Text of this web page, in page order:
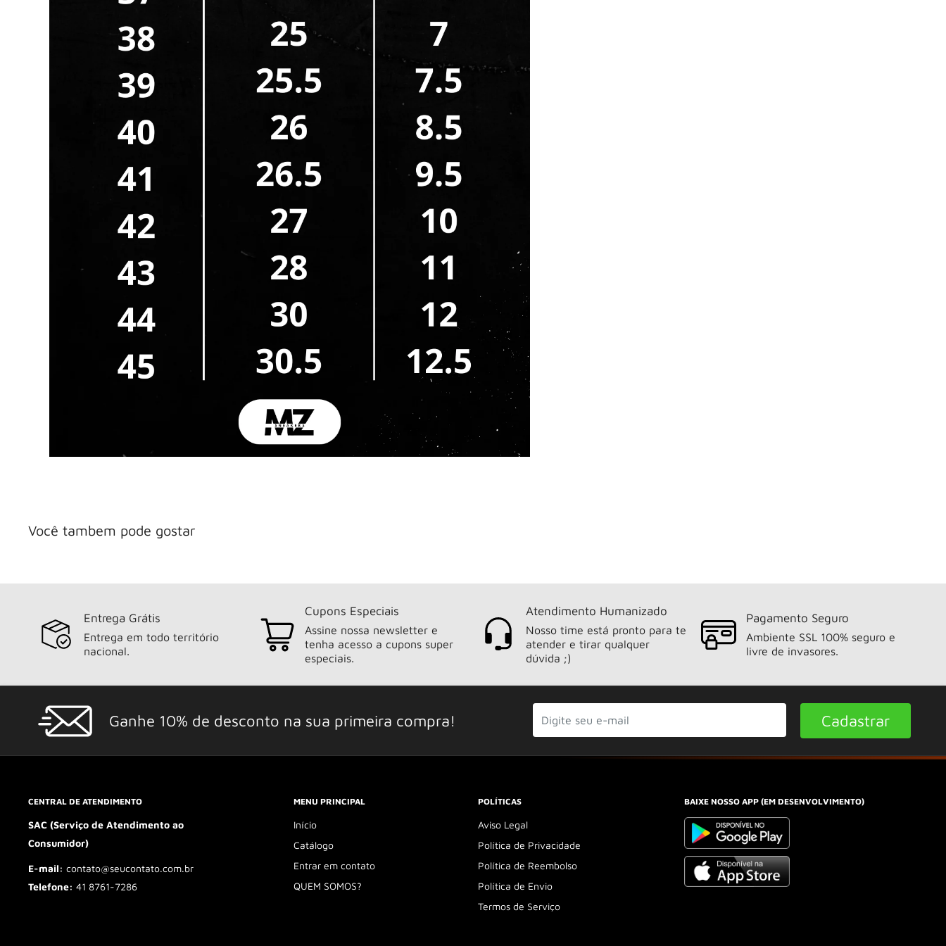
CADASTRE-SE E RECEBA 10% OFF NA SUA
PRIMEIRA COMPRA!
PEGAR CUPOM
Você tambem pode gostar
Entrega Grátis
Entrega em todo território
nacional.
Cupons Especiais
Assine nossa newsletter e
tenha acesso a cupons super
especiais.
Atendimento Humanizado
Nosso time está pronto para te
atender e tirar qualquer
dúvida ;)
Pagamento Seguro
Ambiente SSL 100% seguro e
livre de invasores.
Ganhe 10% de desconto na sua primeira compra! Cadastrar
CENTRAL DE ATENDIMENTO
SAC (Serviço de Atendimento ao
Consumidor)
E-mail: contato@seucontato.com.br
Telefone: 41 8761-7286
MENU PRINCIPAL
Início
Catálogo
Entrar em contato
QUEM SOMOS?
POLÍTICAS
Aviso Legal
Política de Privacidade
Política de Reembolso
Política de Envio
Termos de Serviço
BAIXE NOSSO APP (EM DESENVOLVIMENTO)